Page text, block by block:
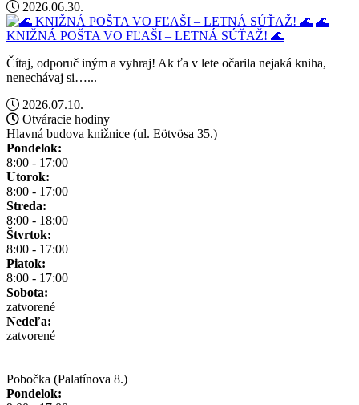
2026.06.30.
🌊
KNIŽNÁ POŠTA VO FĽAŠI – LETNÁ SÚŤAŽ! 🌊
Čítaj, odporuč iným a vyhraj! Ak ťa v lete očarila nejaká kniha,
nenechávaj si…...
2026.07.10.
Otváracie hodiny
Hlavná budova knižnice (ul. Eötvösa 35.)
Pondelok:
8:00 - 17:00
Utorok:
8:00 - 17:00
Streda:
8:00 - 18:00
Štvrtok:
8:00 - 17:00
Piatok:
8:00 - 17:00
Sobota:
zatvorené
Nedeľa:
zatvorené
Pobočka (Palatínova 8.)
Pondelok: